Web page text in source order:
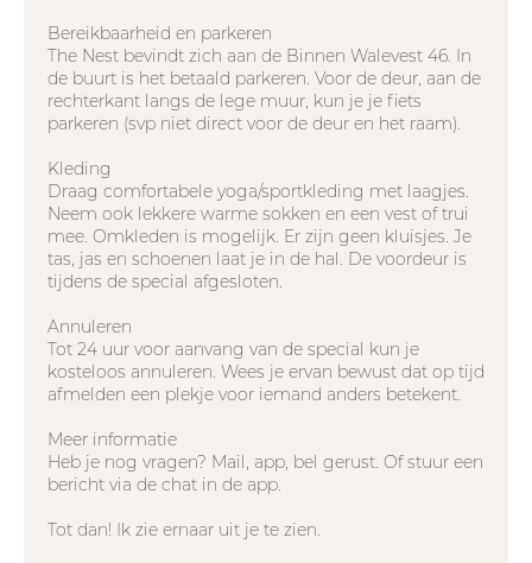
Bereikbaarheid en parkeren
The Nest bevindt zich aan de Binnen Walevest 46. In
de buurt is het betaald parkeren. Voor de deur, aan de
rechterkant langs de lege muur, kun je je fiets
parkeren (svp niet direct voor de deur en het raam).
Kleding
Draag comfortabele yoga/sportkleding met laagjes.
Neem ook lekkere warme sokken en een vest of trui
mee. Omkleden is mogelijk. Er zijn geen kluisjes. Je
tas, jas en schoenen laat je in de hal. De voordeur is
tijdens de special afgesloten.
Annuleren
Tot 24 uur voor aanvang van de special kun je
kosteloos annuleren. Wees je ervan bewust dat op tijd
afmelden een plekje voor iemand anders betekent.
Meer informatie
Heb je nog vragen? Mail, app, bel gerust. Of stuur een
bericht via de chat in de app.
Tot dan! Ik zie ernaar uit je te zien.